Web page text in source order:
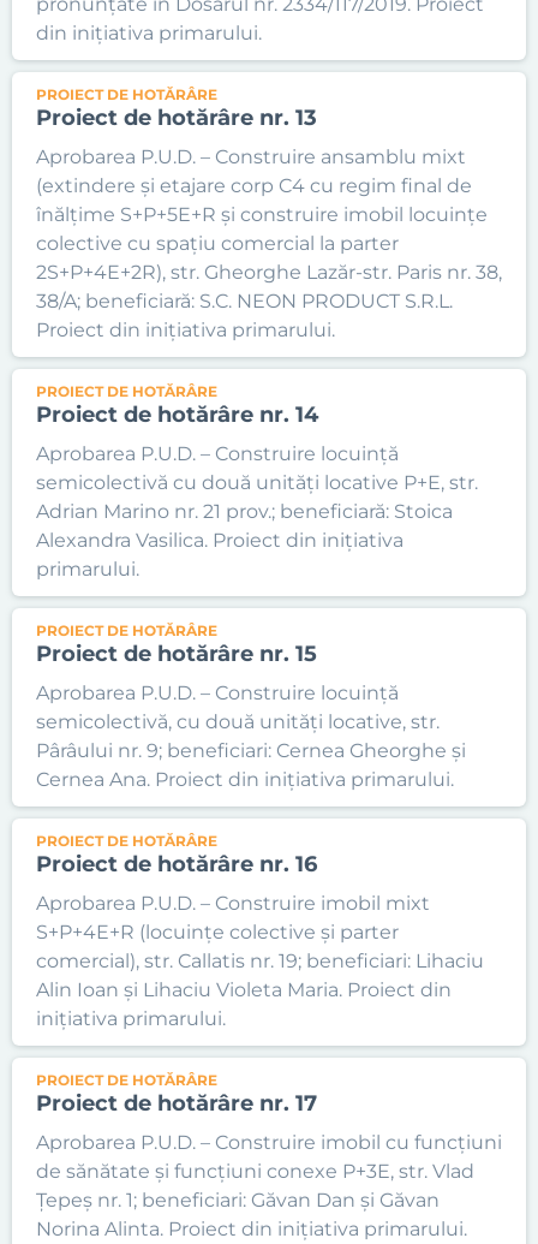
din inițiativa primarului.
PROIECT DE HOTĂRÂRE
Proiect de hotărâre nr. 13
Aprobarea P.U.D. – Construire ansamblu mixt
(extindere și etajare corp C4 cu regim final de
înălțime S+P+5E+R și construire imobil locuințe
colective cu spațiu comercial la parter
2S+P+4E+2R), str. Gheorghe Lazăr-str. Paris nr. 38,
38/A; beneficiară: S.C. NEON PRODUCT S.R.L.
Proiect din inițiativa primarului.
PROIECT DE HOTĂRÂRE
Proiect de hotărâre nr. 14
Aprobarea P.U.D. – Construire locuință
semicolectivă cu două unități locative P+E, str.
Adrian Marino nr. 21 prov.; beneficiară: Stoica
Alexandra Vasilica. Proiect din inițiativa
primarului.
PROIECT DE HOTĂRÂRE
Proiect de hotărâre nr. 15
Aprobarea P.U.D. – Construire locuință
semicolectivă, cu două unități locative, str.
Pârâului nr. 9; beneficiari: Cernea Gheorghe și
Cernea Ana. Proiect din inițiativa primarului.
PROIECT DE HOTĂRÂRE
Proiect de hotărâre nr. 16
Aprobarea P.U.D. – Construire imobil mixt
S+P+4E+R (locuințe colective și parter
comercial), str. Callatis nr. 19; beneficiari: Lihaciu
Alin Ioan și Lihaciu Violeta Maria. Proiect din
inițiativa primarului.
PROIECT DE HOTĂRÂRE
Proiect de hotărâre nr. 17
Aprobarea P.U.D. – Construire imobil cu funcțiuni
de sănătate și funcțiuni conexe P+3E, str. Vlad
Țepeș nr. 1; beneficiari: Găvan Dan și Găvan
Norina Alinta. Proiect din inițiativa primarului.